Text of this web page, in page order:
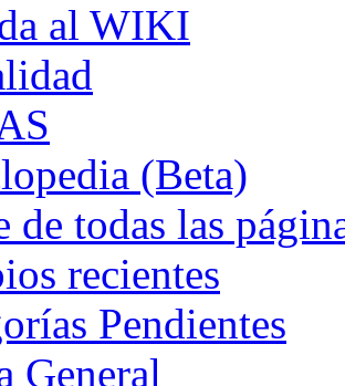
al WIKI
(Beta)
de todas las
recientes
Pendientes
General